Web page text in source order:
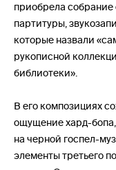
приобрела
партитуры,
которые назвали
рукописной
библиотеки».
В его композициях
ощущение хард-бопа,
на черной госпел-
элементы третьего